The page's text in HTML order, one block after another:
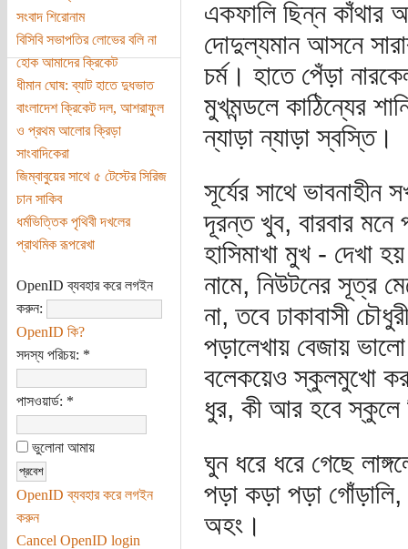
সংবাদ শিরোনাম
বিসিবি সভাপতির লোভের বলি না
হোক আমাদের ক্রিকেট
ধীমান ঘোষ: ব্যাট হাতে দুধভাত
বাংলাদেশ ক্রিকেট দল, আশরাফুল
ও প্রথম আলোর ক্রিড়া
সাংবাদিকেরা
জিম্বাবুয়ের সাথে ৫ টেস্টের সিরিজ
চান সাকিব
ধর্মভিত্তিক পৃথিবী দখলের
প্রাথমিক রূপরেখা
OpenID ব্যবহার করে লগইন
করুন:
OpenID কি?
সদস্য পরিচয়: *
পাসওয়ার্ড: *
ভুলোনা আমায়
OpenID ব্যবহার করে লগইন
করুন
Cancel OpenID login
একফালি ছিন্ন কাঁথার
দোদুল্যমান আসনে
চর্ম। হাতে পেঁড়া
মুখমন্ডলে কাঠিন্যের
ন্যাড়া ন্যাড়া স্বস্তি।
সূর্যের সাথে
দূরন্ত খুব, বারবার
হাসিমাখা মুখ - দেখা
নামে, নিউটনের সূত্র
না, তবে ঢাকাবাসী
পড়ালেখায় বেজায়
বলেকয়েও স্কুলমুখো
ধুর, কী আর হবে স্কুলে
ঘুন ধরে ধরে গেছে
পড়া কড়া পড়া
অহং।